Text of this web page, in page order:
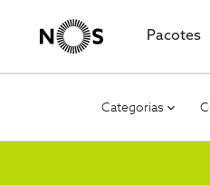
Pacotes
Categorias